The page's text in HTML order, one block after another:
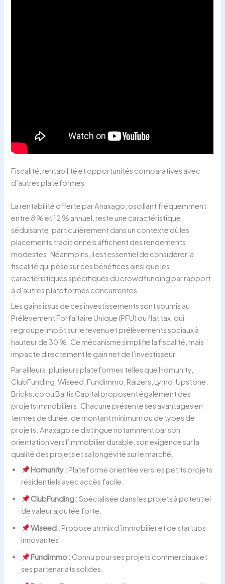
Fiscalité, rentabilité et opportunités comparatives avec
d’autres plateformes
La rentabilité offerte par Anaxago, oscillant fréquemment
entre 8 % et 12 % annuel, reste une caractéristique
séduisante, particulièrement dans un contexte où les
placements traditionnels affichent des rendements
modestes. Néanmoins, il est essentiel de considérer la
fiscalité qui pèse sur ces bénéfices ainsi que les
caractéristiques spécifiques du crowdfunding par rapport
à d’autres plateformes concurrentes.
Les gains issus de ces investissements sont soumis au
Prélèvement Forfaitaire Unique (PFU) ou flat tax, qui
regroupe impôt sur le revenu et prélèvements sociaux à
hauteur de 30 %. Ce mécanisme simplifie la fiscalité, mais
impacte directement le gain net de l’investisseur.
Par ailleurs, plusieurs plateformes telles que Homunity,
ClubFunding, Wiseed, Fundimmo, Raizers, Lymo, Upstone,
Bricks.co ou Baltis Capital proposent également des
projets immobiliers. Chacune présente ses avantages en
termes de durée, de montant minimum ou de types de
projets. Anaxago se distingue notamment par son
orientation vers l’immobilier durable, son exigence sur la
qualité des projets et sa longévité sur le marché.
Homunity : Plateforme orientée vers les petits projets
résidentiels avec accès facile.
ClubFunding :Spécialisée dans les projets à potentiel
de valeur ajoutée forte.
Wiseed : Propose un mix d’immobilier et de startups
innovantes.
Fundimmo : Connu pour ses projets commerciaux et
ses partenariats solides.